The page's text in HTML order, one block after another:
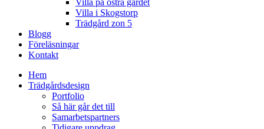
Villa på östra gärdet
Villa i Skogstorp
Trädgård zon 5
Blogg
Föreläsningar
Kontakt
Hem
Trädgårdsdesign
Portfolio
Så här går det till
Samarbetspartners